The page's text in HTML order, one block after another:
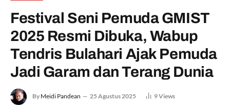
Festival Seni Pemuda GMIST
2025 Resmi Dibuka, Wabup
Tendris Bulahari Ajak Pemuda
Jadi Garam dan Terang Dunia
By Meidi Pandean 25 Agustus 2025 9Views